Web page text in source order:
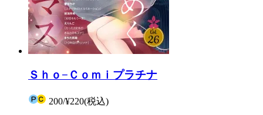
Ｓｈｏ−Ｃｏｍｉプラチナ
200/¥220(税込)